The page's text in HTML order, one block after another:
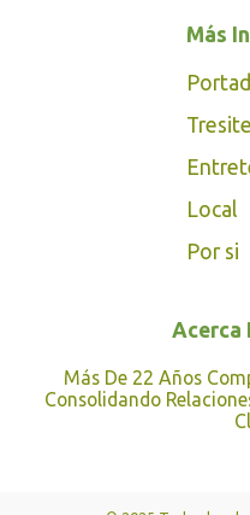
Más
Tresite
Local
Por si
Acerca
Más De 22 Años
Consolidando